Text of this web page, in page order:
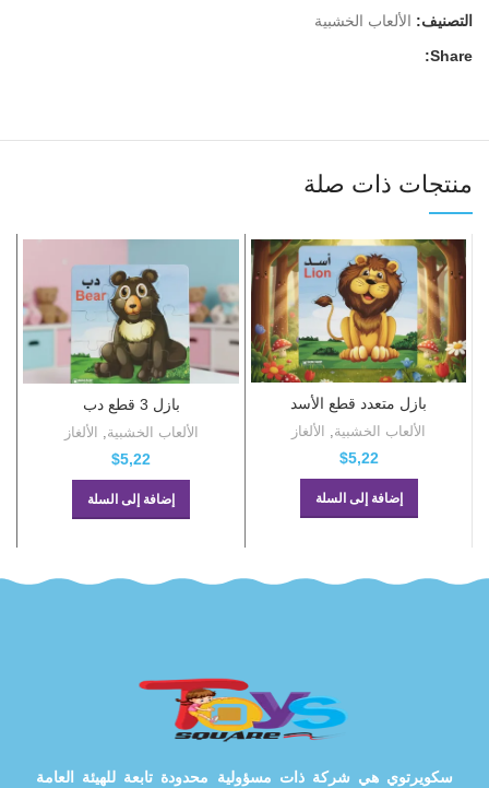
التصنيف: الألعاب الخشبية
Share:
منتجات ذات صلة
بازل متعدد قطع الأسد
الألعاب الخشبية, الألغاز
$5,22
إضافة إلى السلة
بازل 3 قطع دب
الألعاب الخشبية الألغاز
$5,22
إضافة إلى السلة
سكويرتوي هي شركة ذات مسؤولية محدودة تابعة للهيئة العامة